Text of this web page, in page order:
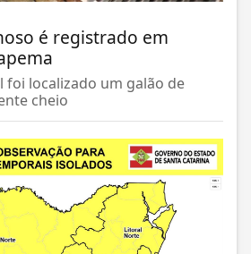
é registrado em
foi localizado um galão de
cheio